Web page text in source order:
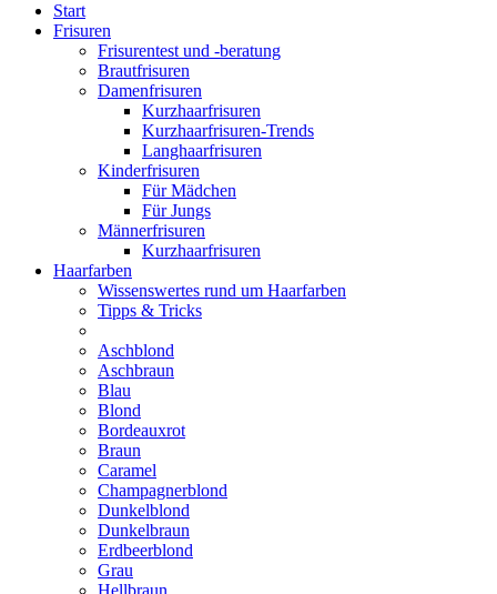
Start
Frisuren
Frisurentest und -beratung
Brautfrisuren
Damenfrisuren
Kurzhaarfrisuren
Kurzhaarfrisuren-Trends
Langhaarfrisuren
Kinderfrisuren
Für Mädchen
Für Jungs
Männerfrisuren
Kurzhaarfrisuren
Haarfarben
Wissenswertes rund um Haarfarben
Tipps & Tricks
Aschblond
Aschbraun
Blau
Blond
Bordeauxrot
Braun
Caramel
Champagnerblond
Dunkelblond
Dunkelbraun
Erdbeerblond
Grau
Hellbraun